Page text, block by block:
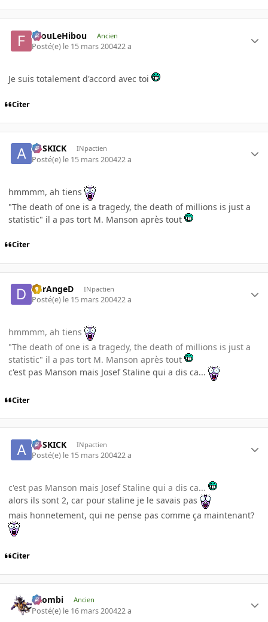
FilouLeHibou Ancien
Posté(e) le 15 mars 200422 a
Je suis totalement d'accord avec toi
Citer
ASSKICK INpactien
Posté(e) le 15 mars 200422 a
hmmmm, ah tiens
"The death of one is a tragedy, the death of millions is just a
statistic" il a pas tort M. Manson après tout
Citer
DErAngeD INpactien
Posté(e) le 15 mars 200422 a
hmmmm, ah tiens
"The death of one is a tragedy, the death of millions is just a
statistic" il a pas tort M. Manson après tout
c'est pas Manson mais Josef Staline qui a dis ca...
Citer
ASSKICK INpactien
Posté(e) le 15 mars 200422 a
c'est pas Manson mais Josef Staline qui a dis ca...
alors ils sont 2, car pour staline je le savais pas
mais honnetement, qui ne pense pas comme ça maintenant?
Citer
XZombi Ancien
Posté(e) le 16 mars 200422 a